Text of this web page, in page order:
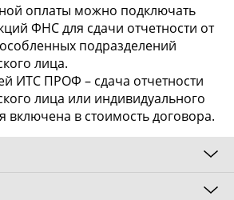
оплаты можно подключать
ФНС для сдачи отчетности от
подразделений
лица.
ИТС ПРОФ – сдача отчетности
лица или индивидуального
включена в стоимость договора.